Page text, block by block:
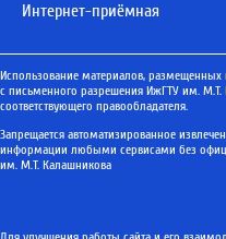
Интернет-приёмная
Использование материалов, размещенных
с письменного разрешения ИжГТУ им. М.Т.
соответствующего правообладателя.
Запрещается автоматизированное
информации любыми сервисами без
им. М.Т. Калашникова